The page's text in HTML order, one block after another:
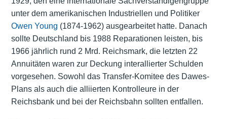
unter dem amerikanischen Industriellen und Politiker
Owen Young (1874-1962) ausgearbeitet hatte. Danach
sollte Deutschland bis 1988 Reparationen leisten, bis
1966 jährlich rund 2 Mrd. Reichsmark, die letzten 22
Annuitäten waren zur Deckung interallierter Schulden
vorgesehen. Sowohl das Transfer-Komitee des Dawes-
Plans als auch die alliierten Kontrolleure in der
Reichsbank und bei der Reichsbahn sollten entfallen.